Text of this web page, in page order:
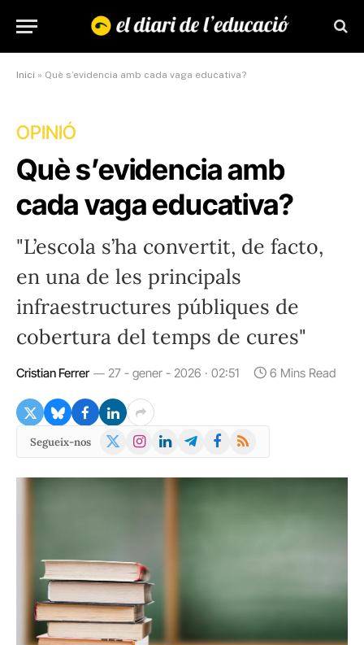
Inici » Què s’evidencia amb cada vaga educativa?
OPINIÓ
Què s’evidencia amb
cada vaga educativa?
"L’escola s’ha convertit, de facto,
en una de les principals
infraestructures públiques de
cobertura del temps de cures"
Cristian Ferrer 27 - gener - 2026 · 02:51 6 Mins Read
Segueix-nos
X
Instagram
LinkedInTelegramFacebook
RSS